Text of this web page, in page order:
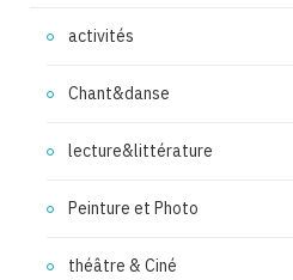
activités
Chant&danse
lecture&littérature
Peinture et Photo
théâtre & Ciné